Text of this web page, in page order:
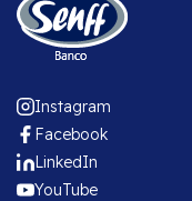
Instagram
Facebook
LinkedIn
YouTube